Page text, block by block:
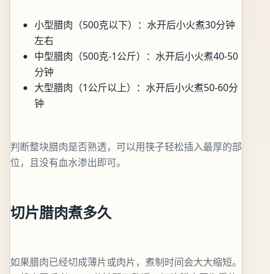
小型腊肉（500克以下）：水开后小火煮30分钟
左右
中型腊肉（500克-1公斤）：水开后小火煮40-50
分钟
大型腊肉（1公斤以上）：水开后小火煮50-60分
钟
判断整块腊肉是否熟透，可以用筷子轻松插入最厚的部
位，且没有血水渗出即可。
切片腊肉煮多久
如果腊肉已经切成薄片或肉片，煮制时间会大大缩短。